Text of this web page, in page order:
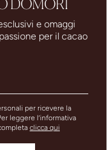
DOMORI
e omaggi
per il cacao
per ricevere la
leggere l’informativa
clicca qui